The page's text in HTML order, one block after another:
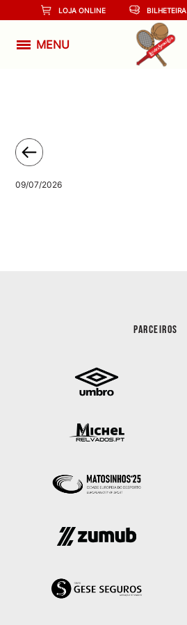
LOJA ONLINE BILHETEIRA
MENU
09/07/2026
PARCEIROS